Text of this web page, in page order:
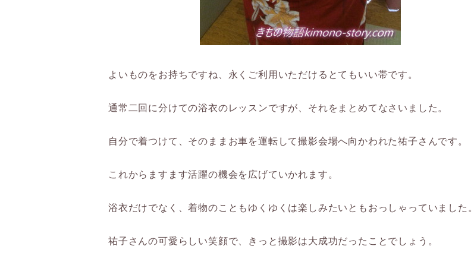
よいものをお持ちですね、永くご利用いただけるとてもいい帯です。
通常二回に分けての浴衣のレッスンですが、それをまとめてなさいました。
自分で着つけて、そのままお車を運転して撮影会場へ向かわれた祐子さんです。
これからますます活躍の機会を広げていかれます。
浴衣だけでなく、着物のこともゆくゆくは楽しみたいともおっしゃっていました。
祐子さんの可愛らしい笑顔で、きっと撮影は大成功だったことでしょう。